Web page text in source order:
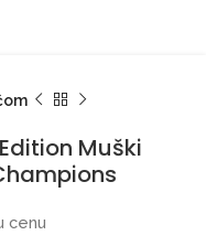
Muški
cenu